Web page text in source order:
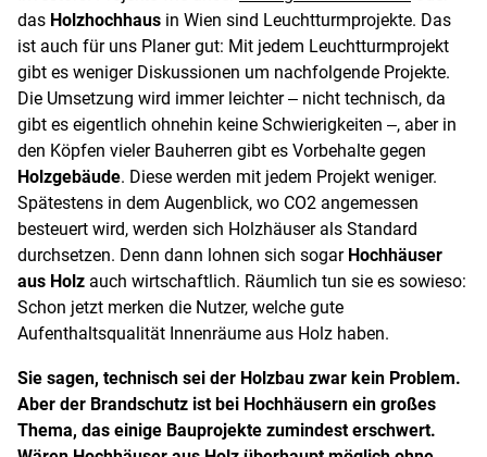
das Holzhochhaus in Wien sind Leuchtturmprojekte. Das
ist auch für uns Planer gut: Mit jedem Leuchtturmprojekt
gibt es weniger Diskussionen um nachfolgende Projekte.
Die Umsetzung wird immer leichter ‒ nicht technisch, da
gibt es eigentlich ohnehin keine Schwierigkeiten ‒, aber in
den Köpfen vieler Bauherren gibt es Vorbehalte gegen
Holzgebäude. Diese werden mit jedem Projekt weniger.
Spätestens in dem Augenblick, wo CO2 angemessen
besteuert wird, werden sich Holzhäuser als Standard
durchsetzen. Denn dann lohnen sich sogar Hochhäuser
aus Holz auch wirtschaftlich. Räumlich tun sie es sowieso:
Schon jetzt merken die Nutzer, welche gute
Aufenthaltsqualität Innenräume aus Holz haben.
Sie sagen, technisch sei der Holzbau zwar kein Problem.
Aber der Brandschutz ist bei Hochhäusern ein großes
Thema, das einige Bauprojekte zumindest erschwert.